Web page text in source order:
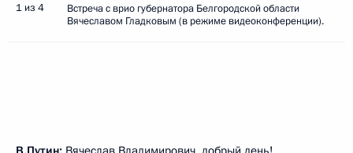
1 из 4
Встреча с врио губернатора Белгородской области
Вячеславом Гладковым (в режиме видеоконференции).